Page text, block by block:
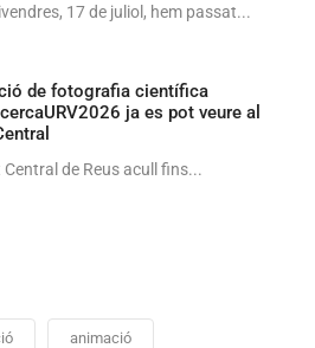
17 de juliol, hem passat...
de fotografia científica
ja es pot veure al
Central de Reus acull fins...
animació